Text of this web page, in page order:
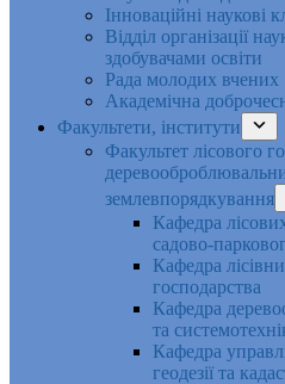
Інноваційні наукові
Відділ організації
здобувачами освіти
Рада молодих вчених
Академічна
Факультети, інститути
Факультет лісового
землевпорядкування
Кафедра
садово-
Кафедра
господарства
Кафедра
та
Кафедра
геодезії та